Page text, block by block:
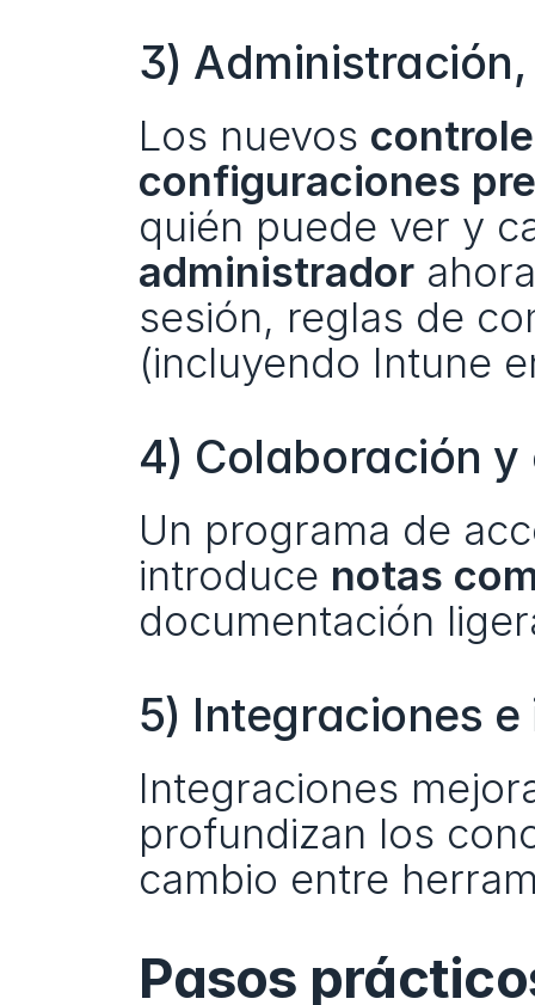
3)
Los nuevos
configuraciones
quién puede ver y
administrador
sesión, reglas de
(incluyendo Intune
4) Colaboración
Un programa de
introduce notas
documentación
5) Integraciones
Integraciones
profundizan los
cambio entre
Pasos